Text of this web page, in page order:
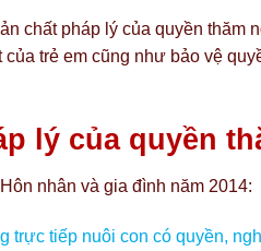
chất pháp lý của quyền thăm
trẻ em cũng như bảo vệ
lý của quyền
nhân và gia đình năm 2014:
trực tiếp nuôi con có quyền,